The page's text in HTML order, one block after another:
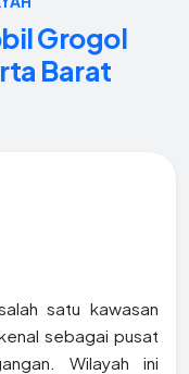
Grogol
Barat
satu kawasan
sebagai pusat
Wilayah ini